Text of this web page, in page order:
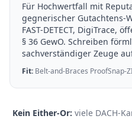
Für Hochwertfall mit
gegnerischer Gutachtens-
FAST-DETECT, DigiTrace,
§ 36 GewO. Schreiben
sachverständiger Zeuge
Fit: Belt-and-Braces ProofSnap-
Kein Either-Or: viele DACH-